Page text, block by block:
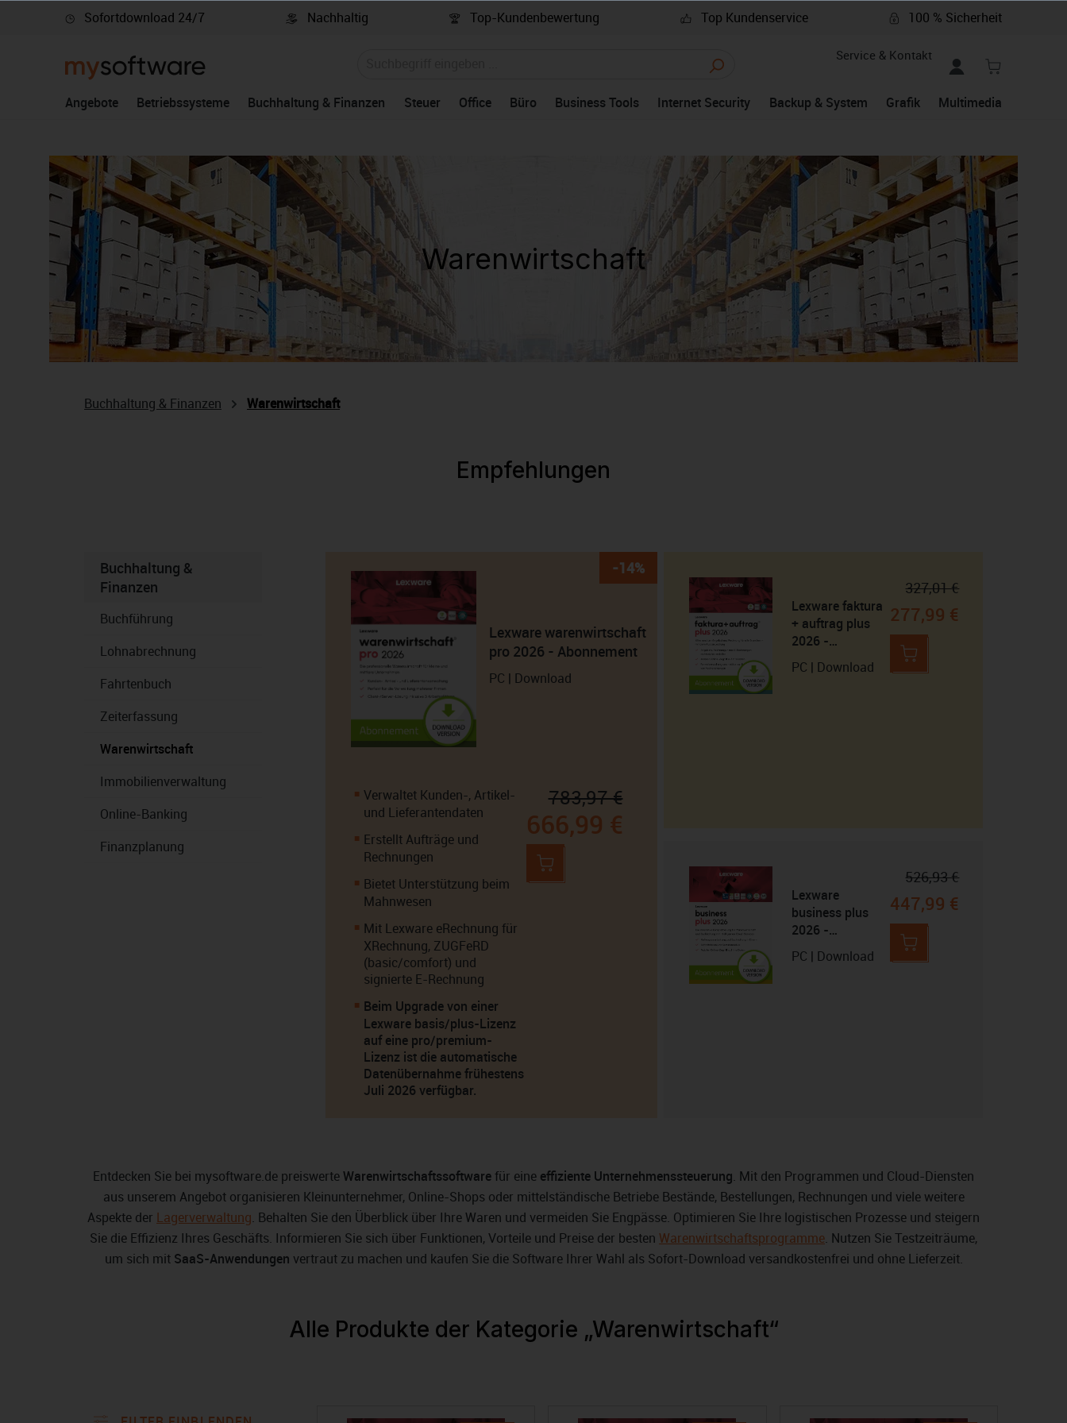
Zur Hauptnavigation springen
Sofortdownload 24/7 Nachhaltig Top-Kundenbewertung Top Kundenservice 100 % Sicherheit
Service & Kontakt
Angebote Betriebssysteme Buchhaltung & Finanzen Steuer Office Büro Business Tools Internet Security Backup & System Grafik Multimedia
Warenwirtschaft
Buchhaltung & Finanzen Warenwirtschaft
Empfehlungen
Buchhaltung &
Finanzen
Buchführung
Lohnabrechnung
Fahrtenbuch
Zeiterfassung
Warenwirtschaft
Immobilienverwaltung
Online-Banking
Finanzplanung
-14%
Lexware warenwirtschaft
pro 2026 - Abonnement
PC | Download
Verwaltet Kunden-, Artikel-
und Lieferantendaten
Erstellt Aufträge und
Rechnungen
Bietet Unterstützung beim
Mahnwesen
Mit Lexware eRechnung für
XRechnung, ZUGFeRD
(basic/comfort) und
signierte E-Rechnung
Beim Upgrade von einer
Lexware basis/plus-Lizenz
auf eine pro/premium-
Lizenz ist die automatische
Datenübernahme frühestens
Juli 2026 verfügbar.
666,99 €
783,97 €
Lexware faktura
+ auftrag plus
2026 -
Abonnement
PC | Download
277,99 €
327,01 €
Lexware
business plus
2026 -
Abonnement
PC | Download
447,99 €
526,93 €
Entdecken Sie bei mysoftware.de preiswerteWarenwirtschaftssoftwarefür eine effiziente Unternehmenssteuerung. Mit den Programmen und Cloud-Diensten
aus unserem Angebot organisieren Kleinunternehmer, Online-Shops oder mittelständische Betriebe Bestände, Bestellungen, Rechnungen und viele weitere
Aspekte der Lagerverwaltung. Behalten Sie den Überblick über Ihre Waren und vermeiden Sie Engpässe. Optimieren Sie Ihre logistischen Prozesse und steigern
Sie die Effizienz Ihres Geschäfts. Informieren Sie sich über Funktionen, Vorteile und Preise der besten Warenwirtschaftsprogramme. Nutzen Sie Testzeiträume,
um sich mit SaaS-Anwendungen vertraut zu machen und kaufen Sie die Software Ihrer Wahl als Sofort-Download versandkostenfrei und ohne Lieferzeit.
Alle Produkte der Kategorie „Warenwirtschaft“